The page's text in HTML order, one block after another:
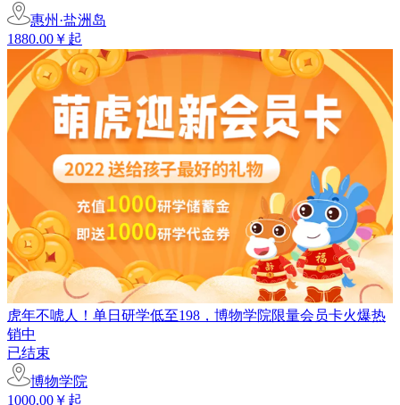
惠州·盐洲岛
1880.00￥起
虎年不唬人！单日研学低至198，博物学院限量会员卡火爆热
销中
已结束
博物学院
1000.00￥起